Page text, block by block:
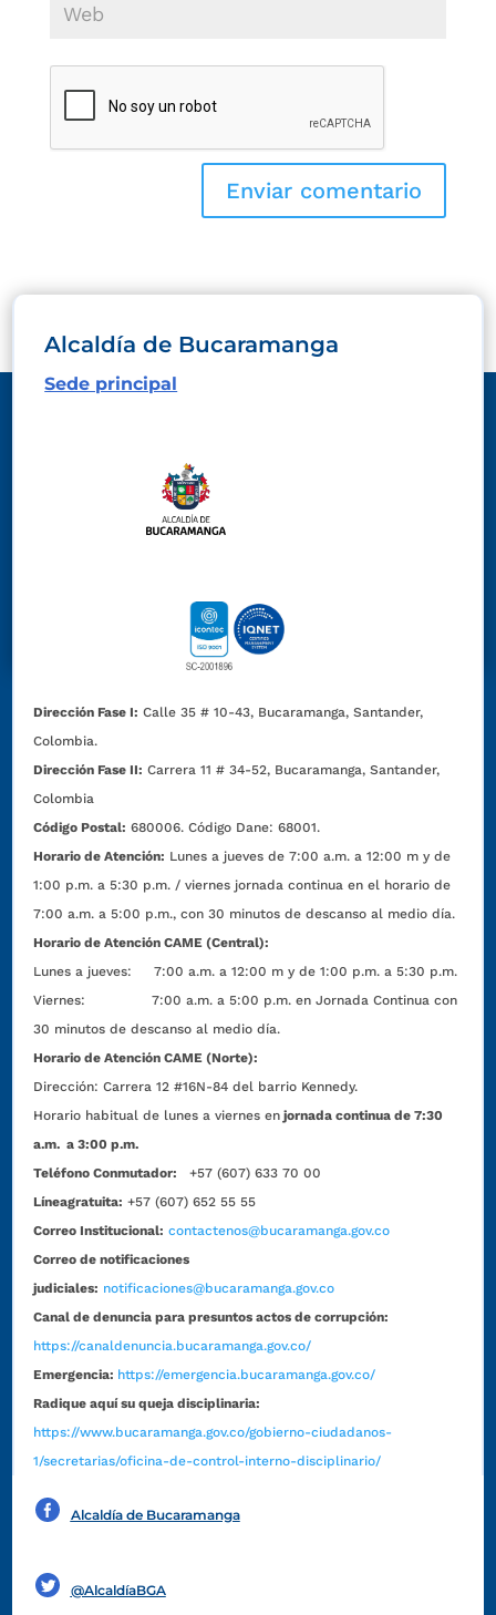
Alcaldía de Bucaramanga
Sede principal
Dirección Fase I: Calle 35 # 10-43, Bucaramanga, Santander,
Colombia.
Dirección Fase II: Carrera 11 # 34-52, Bucaramanga, Santander,
Colombia
Código Postal: 680006. Código Dane: 68001.
Horario de Atención: Lunes a jueves de 7:00 a.m. a 12:00 m y de
1:00 p.m. a 5:30 p.m. / viernes jornada continua en el horario de
7:00 a.m. a 5:00 p.m., con 30 minutos de descanso al medio día.
Horario de Atención CAME (Central):
Lunes a jueves: 7:00 a.m. a 12:00 m y de 1:00 p.m. a 5:30 p.m.
Viernes: 7:00 a.m. a 5:00 p.m. en Jornada Continua con
30 minutos de descanso al medio día.
Horario de Atención CAME (Norte):
Dirección:Carrera 12 #16N-84 del barrio Kennedy.
Horario habitual de lunes a viernes en jornada continua de 7:30
a.m. a 3:00 p.m.
Teléfono Conmutador:
+57 (607) 633 70 00
Líneagratuita: +57 (607) 652 55 55
Correo Institucional: contactenos@bucaramanga.gov.co
Correo de notificaciones
judiciales: notificaciones@bucaramanga.gov.co
Canal de denuncia para presuntos actos de corrupción:
https://canaldenuncia.bucaramanga.gov.co/
Emergencia: https://emergencia.bucaramanga.gov.co/
Radique aquí su queja disciplinaria:
https://www.bucaramanga.gov.co/gobierno-ciudadanos-
1/secretarias/oficina-de-control-interno-disciplinario/
Alcaldía de Bucaramanga
@AlcaldíaBGA